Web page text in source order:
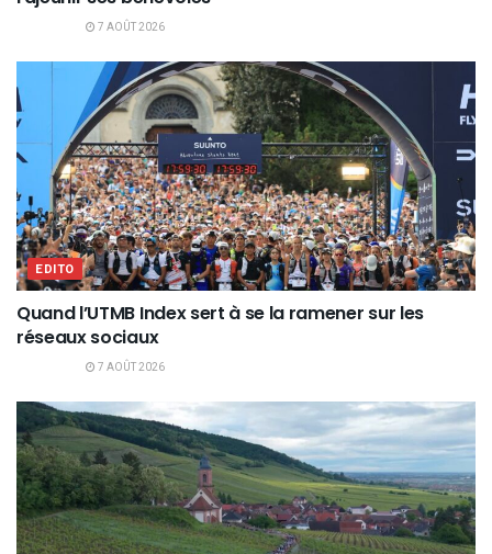
7 AOÛT 2026
EDITO
Quand l’UTMB Index sert à se la ramener sur les
réseaux sociaux
7 AOÛT 2026